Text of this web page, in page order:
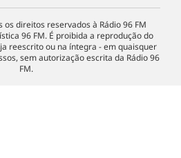
os direitos reservados à Rádio 96 FM
96 FM. É proibida a reprodução do
reescrito ou na íntegra - em quaisquer
sem autorização escrita da Rádio 96
FM.